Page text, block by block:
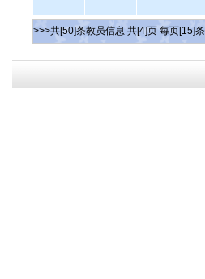
>>>共[50]条教员信息 共[4]页 每页[15]条